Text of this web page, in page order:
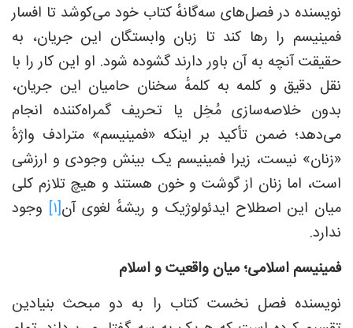
نویسنده در فصل‌های سه‌گانهٔ کتاب خود می‌کوشد تا افسار
فمینیسم را رها کند تا زبان وابستگان این جریان، به
حقیقت آنچه به آن باور دارند گشوده شود. او این کار را با
نقل دقیق و کلمه به کلمهٔ سخنان حامیان این جریان،
بدون خلاصه‌سازی مُخِل یا تحریف گمراه‌کننده انجام
می‌دهد؛ ضمن تأکید بر اینکه «فمینیسم» مترادف واژهٔ
«زنان» نیست، زیرا فمینیسم یک بینش وجودی و ارزشی
است، اما زنان از گوشت و خون هستند و هیچ تلازم کلی
میان این اصطلاح ایدئولوژیک و ریشهٔ لغوی آن[۱]
وجود
ندارد.
فمینیسم اسلامی؛ میان واقعیت و اسلام
نویسنده فصل نخست کتاب را به دو مبحث بنیادین